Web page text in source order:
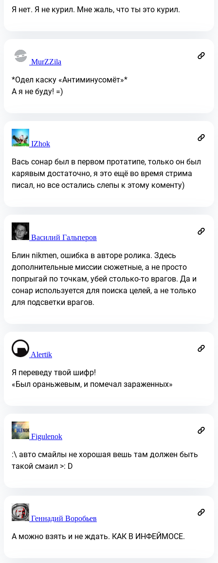
Я нет. Я не курил. Мне жаль, что ты это курил.
MurZZila
*Одел каску «Антиминусомёт»*
А я не буду! =)
IZhok
Вась сонар был в первом протатипе, только он был
карявым достаточно, я это ещё во время стрима
писал, но все остались слепы к этому коменту)
Василий Гальперов
Блин nikmen, ошибка в авторе ролика. Здесь
дополнительные миссии сюжетные, а не просто
попрыгай по точкам, убей столько-то врагов. Да и
сонар используется для поиска целей, а не только
для подсветки врагов.
Alertik
Я переведу твой шифр!
«Был ораньжевым, и помечал зараженных»
Figulenok
:\ авто смайлы не хорошая вешь там должен быть
такой смаил >: D
Геннадий Воробьев
А можно взять и не ждать. КАК В ИНФЕЙМОСЕ.